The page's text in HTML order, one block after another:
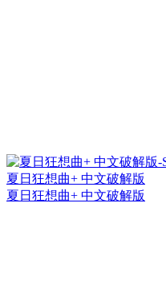
夏日狂想曲+ 中文破解版
夏日狂想曲+ 中文破解版